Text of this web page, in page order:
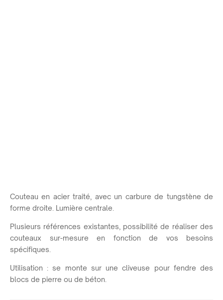
Couteau en acier traité, avec un carbure de tungstène de
forme droite. Lumière centrale.
Plusieurs références existantes, possibilité de réaliser des
couteaux sur-mesure en fonction de vos besoins
spécifiques.
Utilisation : se monte sur une cliveuse pour fendre des
blocs de pierre ou de béton.